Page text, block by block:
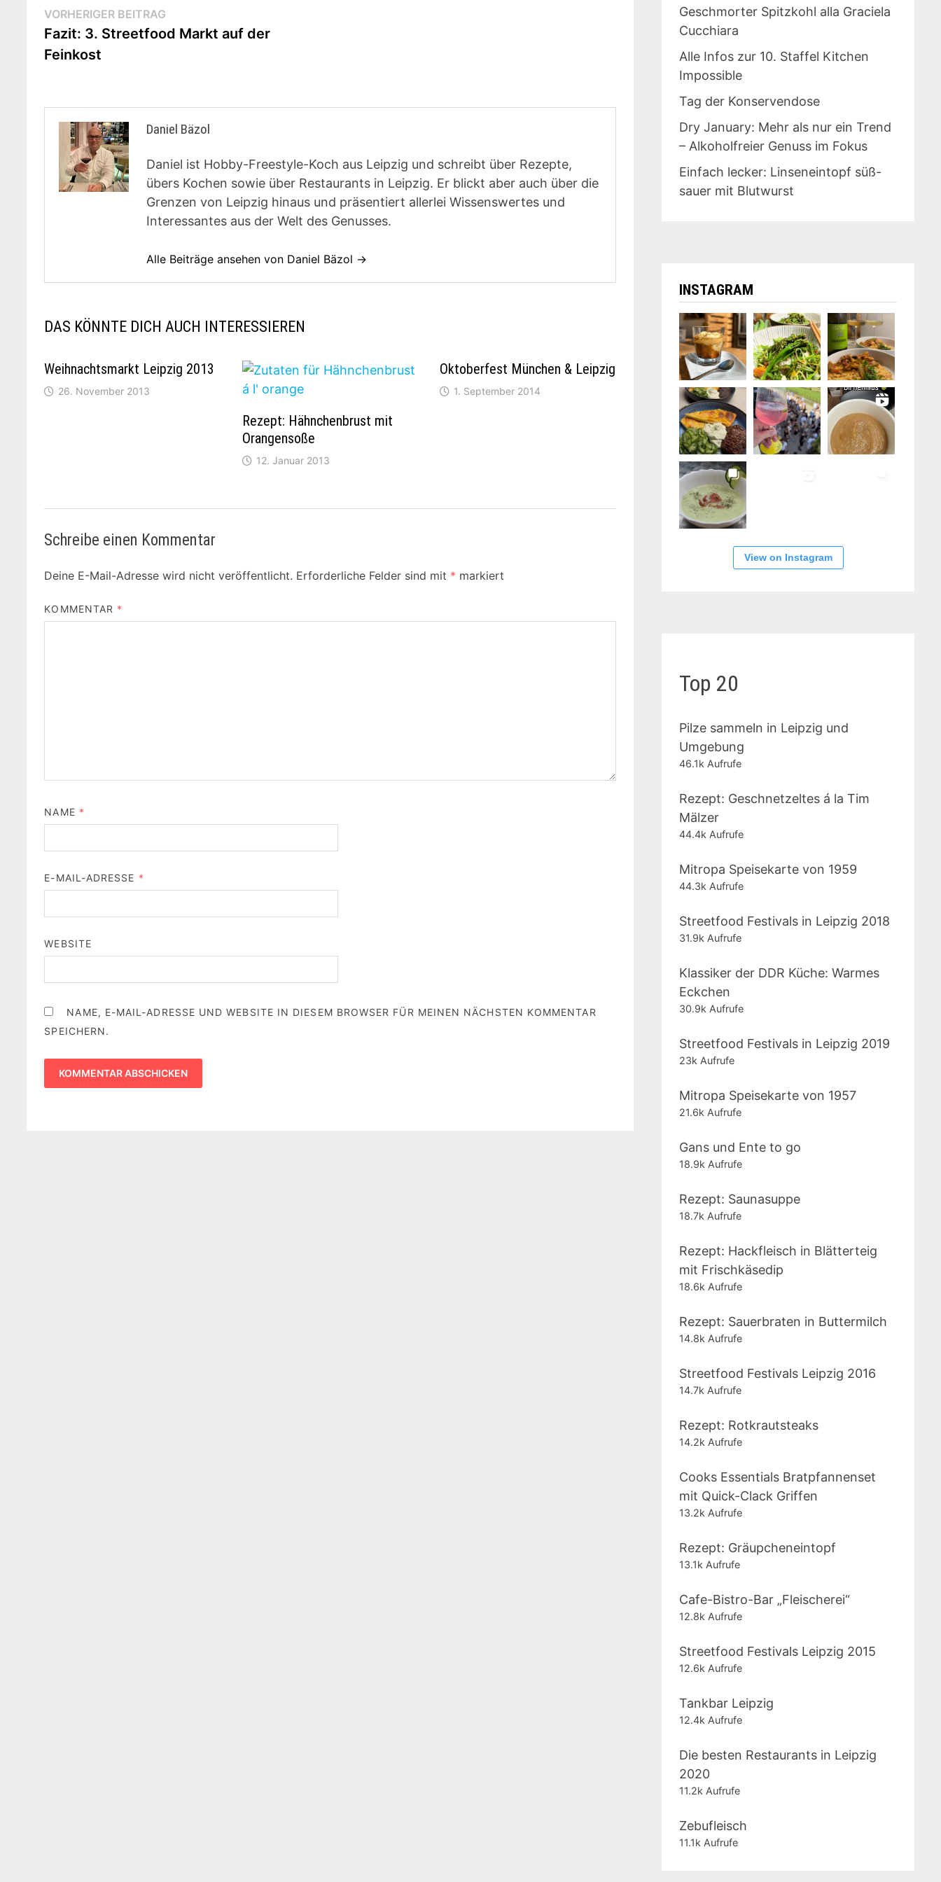
Beitragsnavigation
VORHERIGER BEITRAG
Beitrag:
Fazit: 3. Streetfood Markt auf der
Feinkost
Daniel Bäzol
Daniel ist Hobby-Freestyle-Koch aus Leipzig und schreibt über Rezepte,
übers Kochen sowie über Restaurants in Leipzig. Er blickt aber auch über die
Grenzen von Leipzig hinaus und präsentiert allerlei Wissenswertes und
Interessantes aus der Welt des Genusses.
Alle Beiträge ansehen von Daniel Bäzol →
DAS KÖNNTE DICH AUCH INTERESSIEREN
Weihnachtsmarkt Leipzig 2013
26. November 2013
Rezept: Hähnchenbrust mit
Orangensoße
12. Januar 2013
Oktoberfest München & Leipzig
1. September 2014
Schreibe einen Kommentar
Deine E-Mail-Adresse wird nicht veröffentlicht. Erforderliche Felder sind mit * markiert
KOMMENTAR *
NAME *
E-MAIL-ADRESSE *
WEBSITE
NAME, E-MAIL-ADRESSE UND WEBSITE IN DIESEM BROWSER FÜR MEINEN NÄCHSTEN KOMMENTAR
SPEICHERN.
Geschmorter Spitzkohl alla Graciela
Cucchiara
Alle Infos zur 10. Staffel Kitchen
Impossible
Tag der Konservendose
Dry January: Mehr als nur ein Trend
– Alkoholfreier Genuss im Fokus
Einfach lecker: Linseneintopf süß-
sauer mit Blutwurst
INSTAGRAM
View on Instagram
Top 20
Pilze sammeln in Leipzig und
Umgebung
46.1k Aufrufe
Rezept: Geschnetzeltes á la Tim
Mälzer
44.4k Aufrufe
Mitropa Speisekarte von 1959
44.3k Aufrufe
Streetfood Festivals in Leipzig 2018
31.9k Aufrufe
Klassiker der DDR Küche: Warmes
Eckchen
30.9k Aufrufe
Streetfood Festivals in Leipzig 2019
23k Aufrufe
Mitropa Speisekarte von 1957
21.6k Aufrufe
Gans und Ente to go
18.9k Aufrufe
Rezept: Saunasuppe
18.7k Aufrufe
Rezept: Hackfleisch in Blätterteig
mit Frischkäsedip
18.6k Aufrufe
Rezept: Sauerbraten in Buttermilch
14.8k Aufrufe
Streetfood Festivals Leipzig 2016
14.7k Aufrufe
Rezept: Rotkrautsteaks
14.2k Aufrufe
Cooks Essentials Bratpfannenset
mit Quick-Clack Griffen
13.2k Aufrufe
Rezept: Gräupcheneintopf
13.1k Aufrufe
Cafe-Bistro-Bar „Fleischerei“
12.8k Aufrufe
Streetfood Festivals Leipzig 2015
12.6k Aufrufe
Tankbar Leipzig
12.4k Aufrufe
Die besten Restaurants in Leipzig
2020
11.2k Aufrufe
Zebufleisch
11.1k Aufrufe